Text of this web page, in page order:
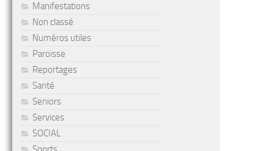
Manifestations
Non classé
Numéros utiles
Paroisse
Reportages
Santé
Seniors
Services
SOCIAL